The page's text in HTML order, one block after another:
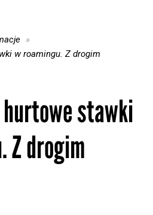
w roamingu. Z drogim
hurtowe stawki
Z drogim